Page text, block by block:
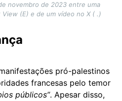
novembro de 2023 entre uma
(E) e de um vídeo no X ( .)
pró-palestinos
francesas pelo temor
públicos”. Apesar disso,